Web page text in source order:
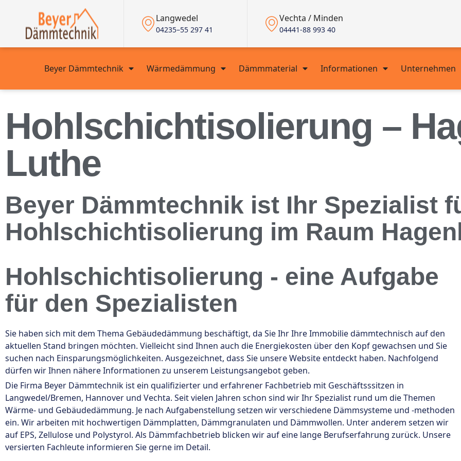
Langwedel
04235–55 297 41
Vechta / Minden
04441-88 993 40
Beyer Dämmtechnik Wärmedämmung Dämmmaterial Informationen Unternehmen
Hohlschichtisolierung –
Luthe
Beyer Dämmtechnik ist Ihr Spezialist
Hohlschichtisolierung im Raum
Hohlschichtisolierung - eine Aufgabe
für den Spezialisten
Sie haben sich mit dem Thema Gebäudedämmung beschäftigt, da Sie Ihr Ihre Immobilie dämmtechnisch auf den
aktuellen Stand bringen möchten. Vielleicht sind Ihnen auch die Energiekosten über den Kopf gewachsen und Sie
suchen nach Einsparungsmöglichkeiten. Ausgezeichnet, dass Sie unsere Website entdeckt haben. Nachfolgend
dürfen wir Ihnen nähere Informationen zu unserem Leistungsangebot geben.
Die Firma Beyer Dämmtechnik ist ein qualifizierter und erfahrener Fachbetrieb mit Geschäftsssitzen in
Langwedel/Bremen, Hannover und Vechta. Seit vielen Jahren schon sind wir Ihr Spezialist rund um die Themen
Wärme- und Gebäudedämmung. Je nach Aufgabenstellung setzen wir verschiedene Dämmsysteme und -methoden
ein. Wir arbeiten mit hochwertigen Dämmplatten, Dämmgranulaten und Dämmwollen. Unter anderem setzen wir
auf EPS, Zellulose und Polystyrol. Als Dämmfachbetrieb blicken wir auf eine lange Berufserfahrung zurück. Unsere
versierten Fachleute informieren Sie gerne im Detail.